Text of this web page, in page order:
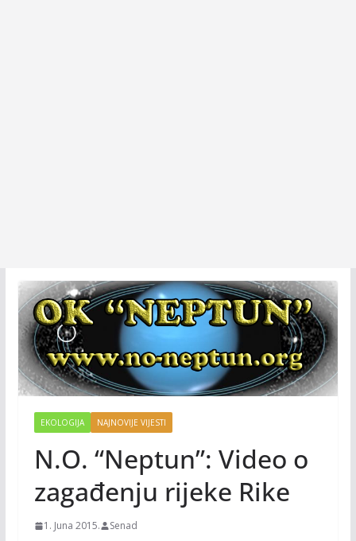
EKOLOGIJA NAJNOVIJE VIJESTI
N.O. “Neptun”: Video o
zagađenju rijeke Rike
1. Juna 2015. Senad